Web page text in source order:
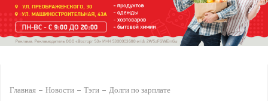
Главная Новости Тэги Долги по зарплате